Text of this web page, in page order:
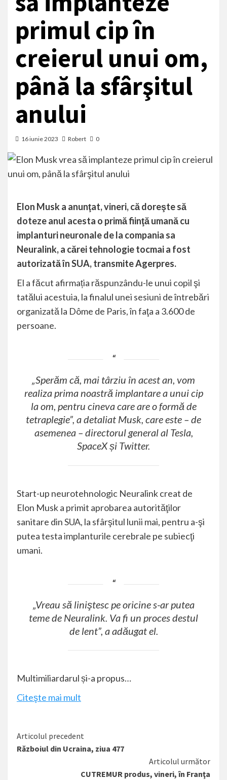
primul cip în
creierul unui om,
până la sfârşitul
anului
16 iunie 2023 Robert 0
Elon Musk a anunţat, vineri, că doreşte să
doteze anul acesta o primă fiinţă umană cu
implanturi neuronale de la compania sa
Neuralink, a cărei tehnologie tocmai a fost
autorizată în SUA, transmite Agerpres.
El a făcut afirmația răspunzându-le unui copil şi
tatălui acestuia, la finalul unei sesiuni de întrebări
organizată la Dôme de Paris, în faţa a 3.600 de
persoane.
„Sperăm că, mai târziu în acest an, vom
realiza prima noastră implantare a unui cip
la om, pentru cineva care are o formă de
tetraplegie”, a detaliat Musk, care este – de
asemenea – directorul general al Tesla,
SpaceX și Twitter.
Start-up neurotehnologic Neuralink creat de
Elon Musk a primit aprobarea autorităţilor
sanitare din SUA, la sfârşitul lunii mai, pentru a-şi
putea testa implanturile cerebrale pe subiecţi
umani.
„Vreau să liniştesc pe oricine s-ar putea
teme de Neuralink. Va fi un proces destul
de lent”, a adăugat el.
Multimiliardarul și-a propus…
Citeşte mai mult
Citește
mai
Articolul precedent
Războiul din Ucraina, ziua 477
Articolul următor
CUTREMUR produs, vineri, în Franţa